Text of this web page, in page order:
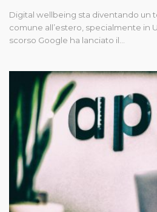
Digital wellbeing sta diventando un
comune all’estero, specialmente in
scorso Google ha lanciato il…